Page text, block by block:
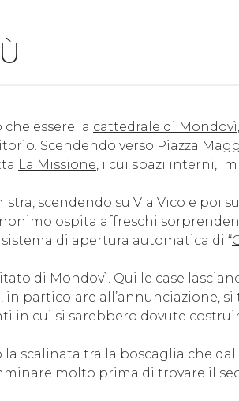
essere la cattedrale di Mondovì
Scendendo verso Piazza
La Missione , i cui spazi interni,
scendendo su Via Vico e poi
ospita affreschi
di apertura automatica di “
di Mondovì. Qui le case
, in particolare all’annunciazione,
in cui si sarebbero dovute
scalinata tra la boscaglia che
molto prima di trovare il